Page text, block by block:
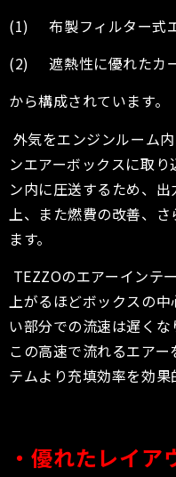
(1) 布製フィルター式
(2) 遮熱性に優れたカ
から構成されています。
外気をエンジンルーム
ンエアーボックスに取
ン内に圧送するため、
上、また燃費の改善、
ます。
TEZZOのエアーインテ
上がるほどボックスの
い部分での流速は遅くな
この高速で流れるエア
テムより充填効率を効果
・優れたレイ